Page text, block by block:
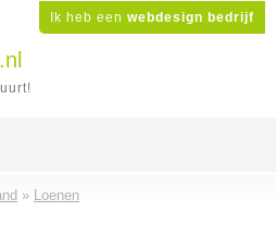
Ik heb een webdesign bedrijf
» Loenen